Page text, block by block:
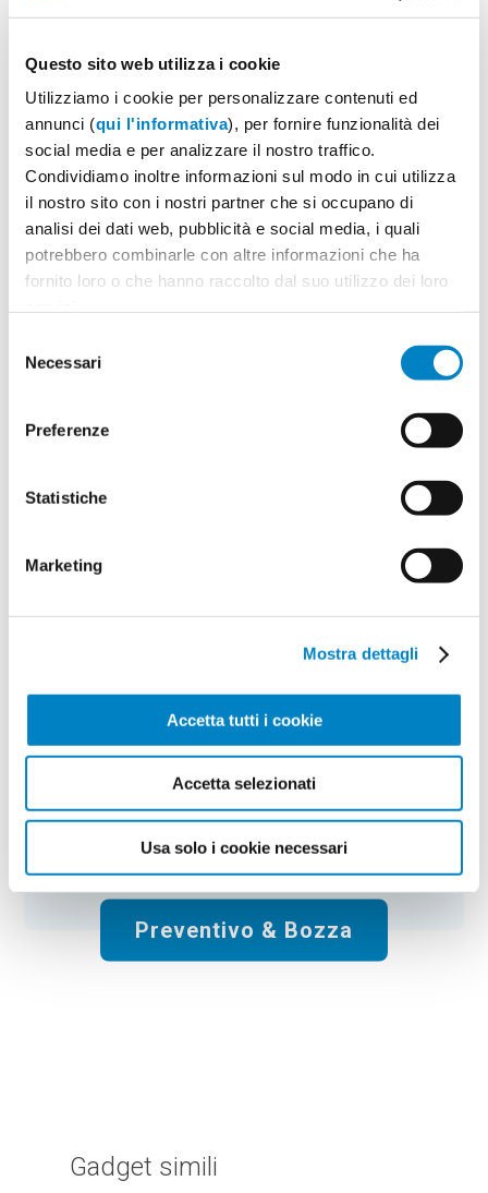
Questo sito web utilizza i cookie
Utilizziamo i cookie per personalizzare contenuti ed
annunci (qui l'informativa), per fornire funzionalità dei
social media e per analizzare il nostro traffico.
Condividiamo inoltre informazioni sul modo in cui utilizza
il nostro sito con i nostri partner che si occupano di
analisi dei dati web, pubblicità e social media, i quali
potrebbero combinarle con altre informazioni che ha
fornito loro o che hanno raccolto dal suo utilizzo dei loro
delNecessari
Preferenze
Statistiche
Marketing
Mostra dettagli
Accetta tutti i cookie
Accetta selezionati
Usa solo i cookie necessari
1 Seleziona il colore:
Quantità
Minimo: 100
Vuoi caricare il tuo logo o grafica adesso? Potrai
comunque farlo successivamente.
100
Il prezzo non include la stampa
Spese di spedizione:
€103.00
Preventivo & Bozza
Gadget simili